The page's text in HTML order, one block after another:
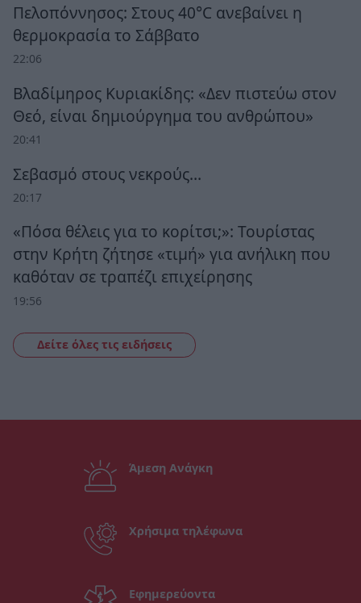
Πελοπόννησος: Στους 40°C ανεβαίνει η
θερμοκρασία το Σάββατο
22:06
Βλαδίμηρος Κυριακίδης: «Δεν πιστεύω στον
Θεό, είναι δημιούργημα του ανθρώπου»
20:41
Σεβασμό στους νεκρούς…
20:17
«Πόσα θέλεις για το κορίτσι;»: Τουρίστας
στην Κρήτη ζήτησε «τιμή» για ανήλικη που
καθόταν σε τραπέζι επιχείρησης
19:56
Δείτε όλες τις ειδήσεις
Άμεση Ανάγκη
Χρήσιμα τηλέφωνα
Εφημερεύοντα